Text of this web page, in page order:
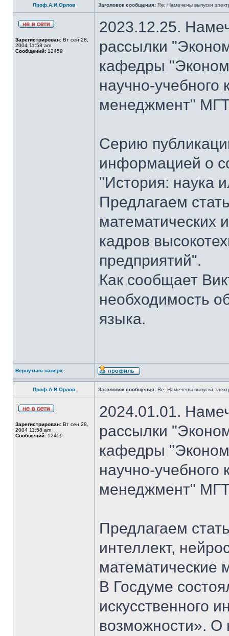
Проф.А.И.Орлов Заголовок сообщения: Re: Намечены выпуски
Зарегистрирован: Вт сен 28,
2004 11:58 am
Сообщений: 12459
2023.12.25.
рассылки
кафедры
научно-
менеджмент"
Серию
информацией о
"История: наука
Предлагаем
математических
кадров
предприятий".
Как сообщает
необходимость
языка.
Вернуться наверх
Проф.А.И.Орлов Заголовок сообщения: Re: Намечены выпуски
Зарегистрирован: Вт сен 28,
2004 11:58 am
Сообщений: 12459
2024.01.01.
рассылки
кафедры
научно-
менеджмент"
Предлагаем
интеллект,
математические
В Госдуме
искусственного
возможности». О